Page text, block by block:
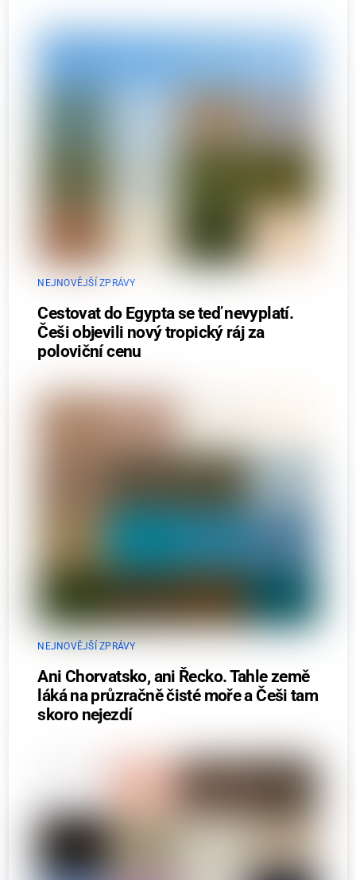
NEJNOVĚJŠÍ ZPRÁVY
Cestovat do Egypta se teď nevyplatí.
Češi objevili nový tropický ráj za
poloviční cenu
NEJNOVĚJŠÍ ZPRÁVY
Ani Chorvatsko, ani Řecko. Tahle země
láká na průzračně čisté moře a Češi tam
skoro nejezdí